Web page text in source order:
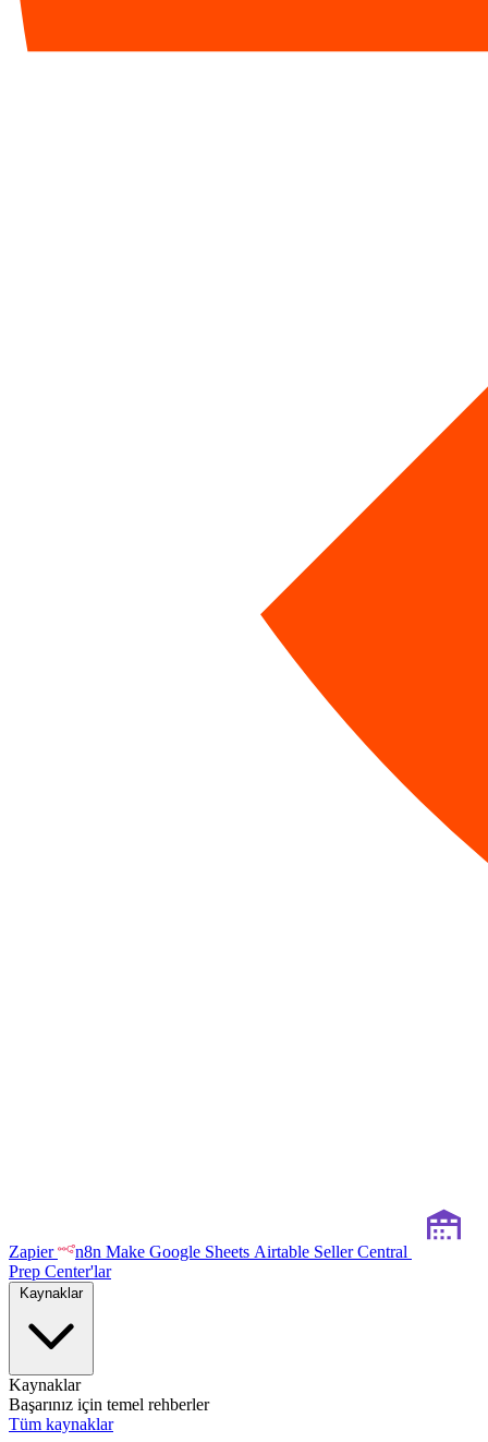
Zapier n8n Make Google Sheets Airtable Seller Central
Prep Center'lar
Kaynaklar
Kaynaklar
Başarınız için temel rehberler
Tüm kaynaklar